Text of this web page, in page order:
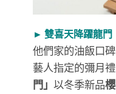
► 雙喜天降躍龍門
他們家的油飯口
藝人指定的彌月
門」 以冬季新品